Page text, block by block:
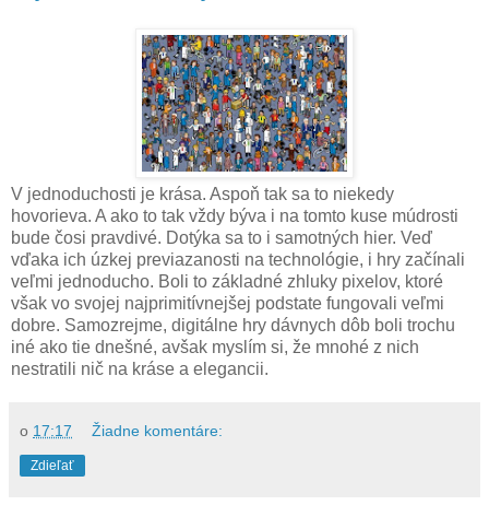
V jednoduchosti je krása. Aspoň tak sa to niekedy
hovorieva. A ako to tak vždy býva i na tomto kuse múdrosti
bude čosi pravdivé. Dotýka sa to i samotných hier. Veď
vďaka ich úzkej previazanosti na technológie, i hry začínali
veľmi jednoducho. Boli to základné zhluky pixelov, ktoré
však vo svojej najprimitívnejšej podstate fungovali veľmi
dobre. Samozrejme, digitálne hry dávnych dôb boli trochu
iné ako tie dnešné, avšak myslím si, že mnohé z nich
nestratili nič na kráse a elegancii.
o 17:17 Žiadne komentáre:
Zdieľať